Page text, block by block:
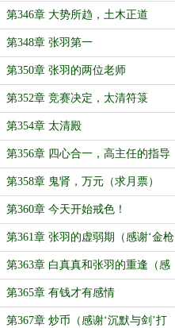
第346章 大势所趋，土木正道
第348章 张羽第一
第350章 张羽的两位老师
第352章 竞赛决定，太清符箓
第354章 太清殿
第356章 四心合一，高主任的指导
（求月票）
第358章 鬼肾，万元（求月票）
第360章 今天开始戒色！
第361章 张羽的虚弱期（感谢‘金枪
匠卢梭’打赏盟主）
第363章 白真真和张羽的重逢（感
谢金枪匠卢梭再次打赏1.1个盟主）
第365章 有钱才有感情
第367章 炒币（感谢‘沉默与剑’打